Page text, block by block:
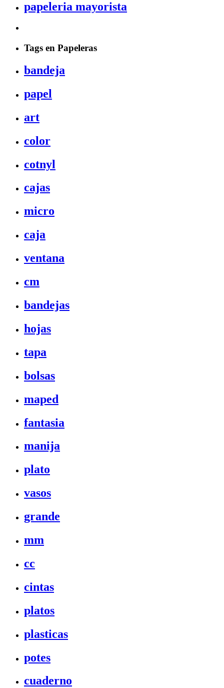
papeleria mayorista
Tags en Papeleras
bandeja
papel
art
color
cotnyl
cajas
micro
caja
ventana
cm
bandejas
hojas
tapa
bolsas
maped
fantasia
manija
plato
vasos
grande
mm
cc
cintas
platos
plasticas
potes
cuaderno